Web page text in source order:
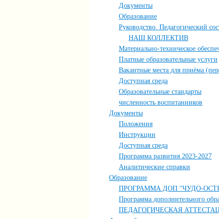
Документы
Образование
Руководство. Педагогический
НАШ КОЛЛЕКТИВ
Материально-техническое
Платные образовательные услуги
Вакантные места для приёма
Доступная среда
Образовательные стандарты
численность воспитанников
Документы
Положения
Инструкции
Доступная среда
Программа развития 2023-2027
Аналитические справки
Образование
ПРОГРАММА ДОП "ЧУДО-
Программа дополнительного
ПЕДАГОГИЧЕСКАЯ